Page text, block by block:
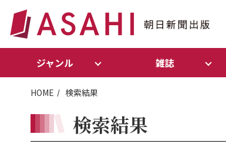
ジャンル 雑誌
HOME 検索結果
検索結果